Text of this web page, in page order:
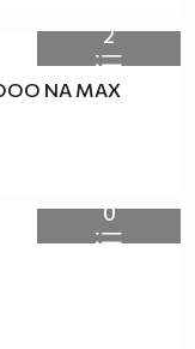
2
NA MAX
0